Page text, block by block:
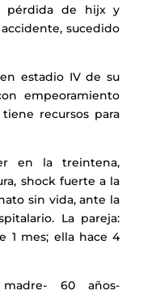
pérdida de hijx y
sucedido
estadio IV de su
empeoramiento
recursos para
en la treintena,
shock fuerte a la
sin vida, ante la
La pareja:
1 mes; ella hace 4
60 años-